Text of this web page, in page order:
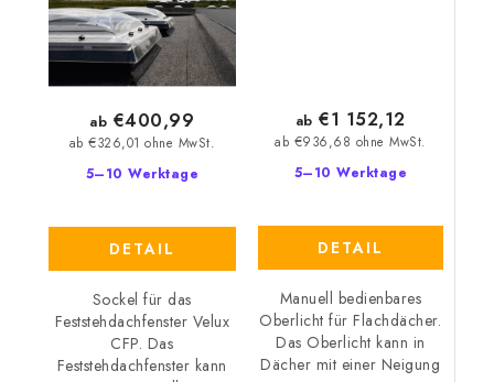
5–10 Werktage
ab €326,01 ohne MwSt.
ab €400,99
DETAIL
Sockel für das
Feststehdachfenster Velux
CFP. Das
Feststehdachfenster kann
5–10 Werktage
ab €936,68 ohne MwSt.
ab €1 152,12
DETAIL
Manuell bedienbares
Oberlicht für Flachdächer.
Das Oberlicht kann in
Dächer mit einer Neigung